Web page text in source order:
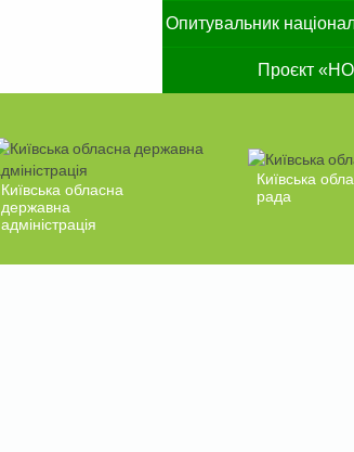
Опитувальник
Проєкт
Київська обласна
державна
адміністрація
Київська
рада